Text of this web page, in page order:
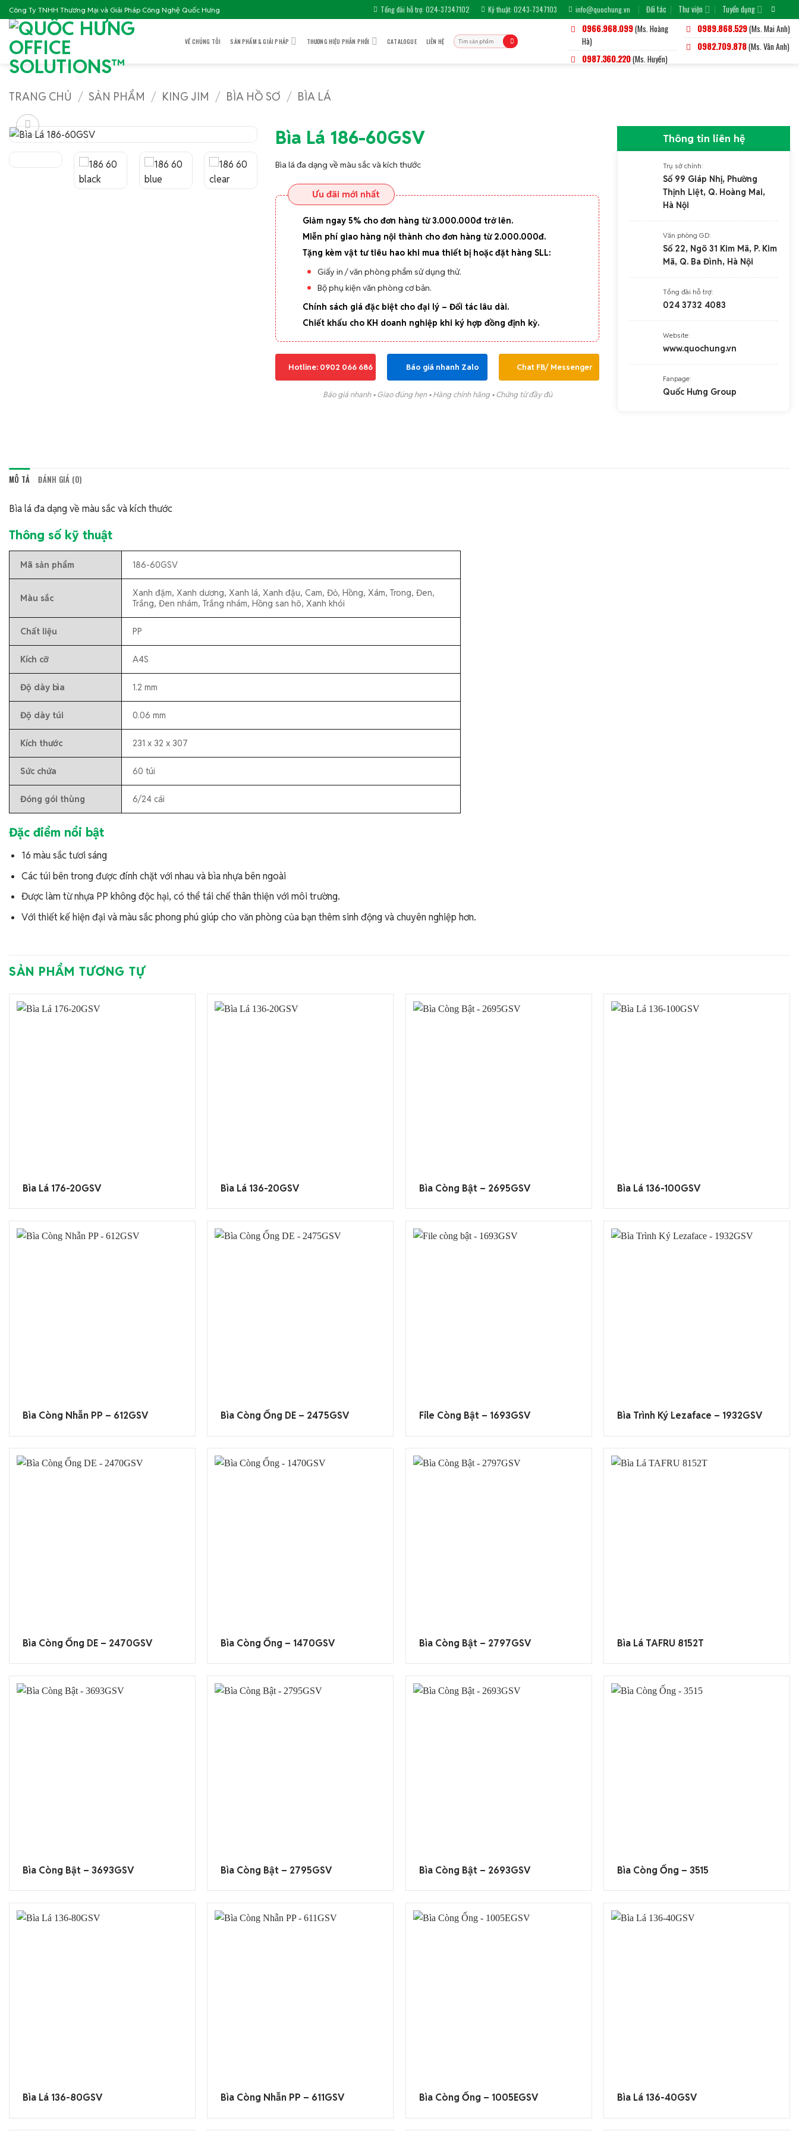
Bỏ
qua
dung
Công Ty TNHH Thương Mại và Giải Pháp Công Nghệ Quốc Hưng Tổng đài hỗ trợ: 024-37347102 Kỹ thuật: 0243-7347103 info@quochung.vn Đối tác Thư viện Tuyển dụng
VỀ CHÚNG TÔI SẢN PHẨM & GIẢI PHÁP THƯƠNG HIỆU PHÂN PHỐI CATALOGUE LIÊN HỆ
Tìm
kiếm:
0966.968.099(Ms. Hoàng
Hà)
0987.360.220(Ms. Huyền)
0989.868.529(Ms. Mai Anh)
0982.709.878(Ms. Vân Anh)
TRANG CHỦ / SẢN PHẨM / KING JIM / BÌA HỒ SƠ / BÌA LÁ
Bìa Lá 186-60GSV
Bìa lá đa dạng về màu sắc và kích thước
Ưu đãi mới nhất
Giảm ngay 5% cho đơn hàng từ 3.000.000đ trở lên.
Miễn phí giao hàng nội thành cho đơn hàng từ 2.000.000đ.
Tặng kèm vật tư tiêu hao khi mua thiết bị hoặc đặt hàng SLL:
Giấy in / văn phòng phẩm sử dụng thử.
Bộ phụ kiện văn phòng cơ bản.
Chính sách giá đặc biệt cho đại lý – Đối tác lâu dài.
Chiết khấu cho KH doanh nghiệp khi ký hợp đồng định kỳ.
Hotline: 0902 066 686 Báo giá nhanh Zalo Chat FB/ Messenger
Báo giá nhanh • Giao đúng hẹn • Hàng chính hãng • Chứng từ đầy đủ
Thông tin liên hệ
Trụ sở chính:
Số 99 Giáp Nhị, Phường
Thịnh Liệt, Q. Hoàng Mai,
Hà Nội
Văn phòng GD:
Số 22, Ngõ 31 Kim Mã, P. Kim
Mã, Q. Ba Đình, Hà Nội
Tổng đài hỗ trợ:
024 3732 4083
Website:
www.quochung.vn
Fanpage:
Quốc Hưng Group
MÔ TẢ ĐÁNH GIÁ (0)
Bìa lá đa dạng về màu sắc và kích thước
Thông số kỹ thuật
Mã sản phẩm 186-60GSV
Màu sắc
Xanh đậm, Xanh dương, Xanh lá, Xanh đậu, Cam, Đỏ, Hồng, Xám, Trong, Đen,
Trắng, Đen nhám, Trắng nhám, Hồng san hô, Xanh khói
Chất liệu PP
Kích cỡ A4S
Độ dày bìa 1.2 mm
Độ dày túi 0.06 mm
Kích thước 231 x 32 x 307
Sức chứa 60 túi
Đóng gói thùng 6/24 cái
Đặc điểm nổi bật
16 màu sắc tươi sáng
Các túi bên trong được đính chặt với nhau và bìa nhựa bên ngoài
Được làm từ nhựa PP không độc hại, có thể tái chế thân thiện với môi trường.
Với thiết kế hiện đại và màu sắc phong phú giúp cho văn phòng của bạn thêm sinh động và chuyên nghiệp hơn.
SẢN PHẨM TƯƠNG TỰ
Bìa Lá 176-20GSV Bìa Lá 136-20GSV Bìa Còng Bật – 2695GSV Bìa Lá 136-100GSV
Bìa Còng Nhẫn PP – 612GSV Bìa Còng Ống DE – 2475GSV File Còng Bật – 1693GSV Bìa Trình Ký Lezaface – 1932GSV
Bìa Còng Ống DE – 2470GSV Bìa Còng Ống – 1470GSV Bìa Còng Bật – 2797GSV Bìa Lá TAFRU 8152T
Bìa Còng Bật – 3693GSV Bìa Còng Bật – 2795GSV Bìa Còng Bật – 2693GSV Bìa Còng Ống – 3515
Bìa Lá 136-80GSV Bìa Còng Nhẫn PP – 611GSV Bìa Còng Ống – 1005EGSV Bìa Lá 136-40GSV